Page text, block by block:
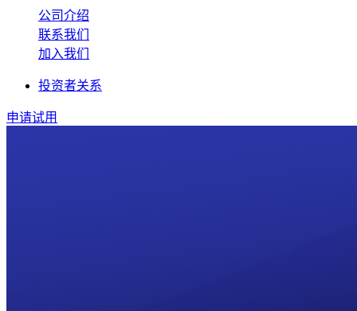
公司介绍
联系我们
加入我们
投资者关系
申请试用